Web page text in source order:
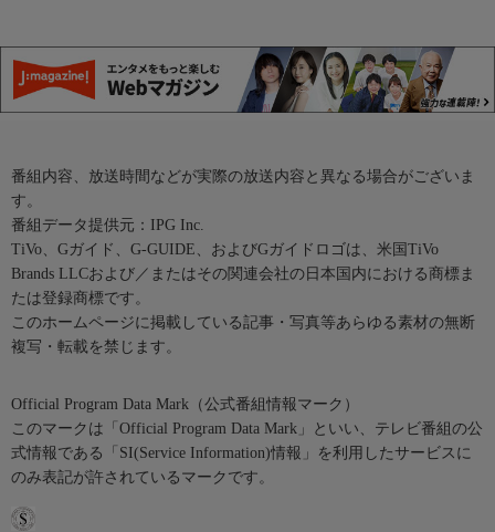
番組内容、放送時間などが実際の放送内容と異なる場合がございま
す。
番組データ提供元：IPG Inc.
TiVo、Gガイド、G-GUIDE、およびGガイドロゴは、米国TiVo
Brands LLCおよび／またはその関連会社の日本国内における商標ま
たは登録商標です。
このホームページに掲載している記事・写真等あらゆる素材の無断
複写・転載を禁じます。
Official Program Data Mark（公式番組情報マーク）
このマークは「Official Program Data Mark」といい、テレビ番組の公
式情報である「SI(Service Information)情報」を利用したサービスに
のみ表記が許されているマークです。